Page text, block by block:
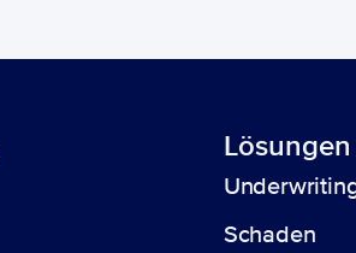
Lösungen
Schaden